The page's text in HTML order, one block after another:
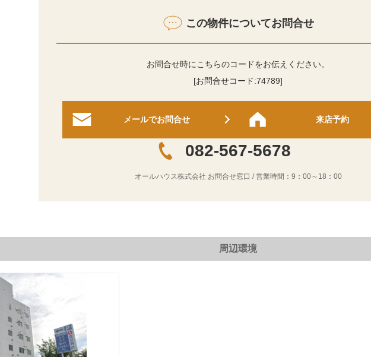
この物件についてお問合せ
お問合せ時にこちらのコードをお伝えください。
[お問合せコード:74789]
メールでお問合せ 来店予約
082-567-5678
オールハウス株式会社 お問合せ窓口 / 営業時間： 9：00～18：00
周辺環境